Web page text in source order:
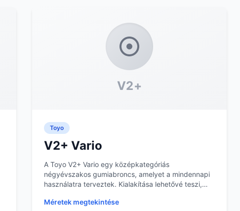
V2+
Toyo
V2+ Vario
A Toyo V2+ Vario egy középkategóriás
négyévszakos gumiabroncs, amelyet a mindennapi
használatra terveztek. Kialakítása lehetővé teszi,
Méretek megtekintése